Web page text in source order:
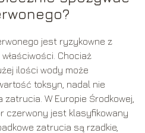
jest ryzykowne z
Chociaż
ilości wody może
toksyn, nadal nie
zatrucia. W Europie Środkowej,
czerwony jest klasyfikowany
zatrucia są rzadkie,